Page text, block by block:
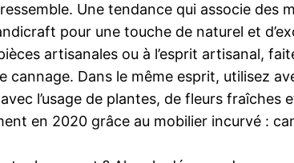
Une tendance qui associe des
pour une touche de naturel et
artisanales ou à l’esprit artisanal,
Dans le même esprit, utilisez
l’usage de plantes, de fleurs fraîches
en 2020 grâce au mobilier incurvé :